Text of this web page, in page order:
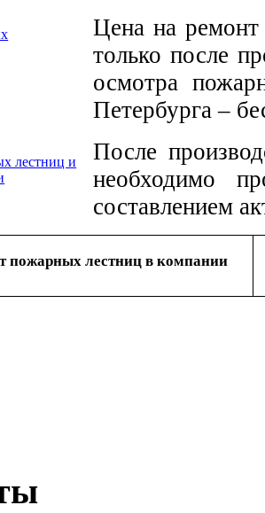
Цена на
только после
осмотра
Петербурга –
После
необходимо
составлением
лестниц и
пожарных лестниц в компании